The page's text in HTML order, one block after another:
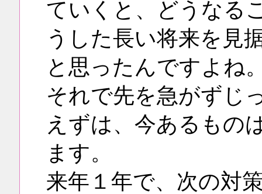
ていくと、どうなる
うした長い将来を見
と思ったんですよね
それで先を急がずじ
えずは、今あるもの
ます。
来年１年で、次の対